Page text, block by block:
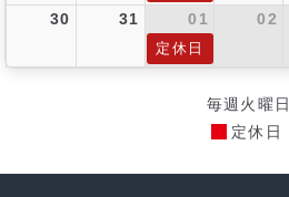
30 31 01 02
定休日
毎週火曜日
定休日